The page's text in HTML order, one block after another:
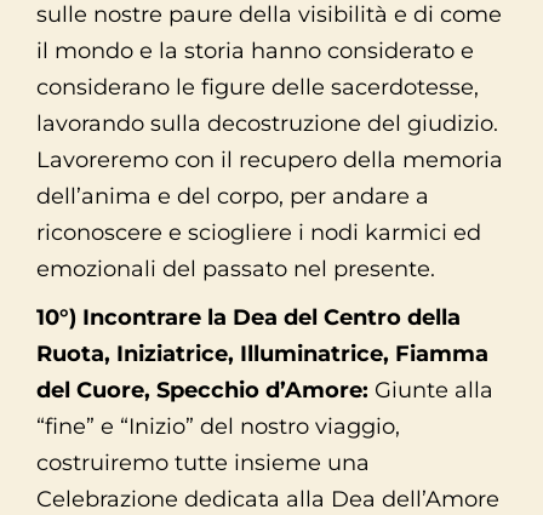
sulle nostre paure della visibilità e di come
il mondo e la storia hanno considerato e
considerano le figure delle sacerdotesse,
lavorando sulla decostruzione del giudizio.
Lavoreremo con il recupero della memoria
dell’anima e del corpo, per andare a
riconoscere e sciogliere i nodi karmici ed
emozionali del passato nel presente.
10°) Incontrare la Dea del Centro della
Ruota, Iniziatrice, Illuminatrice, Fiamma
del Cuore, Specchio d’Amore: Giunte alla
“fine” e “Inizio” del nostro viaggio,
costruiremo tutte insieme una
Celebrazione dedicata alla Dea dell’Amore